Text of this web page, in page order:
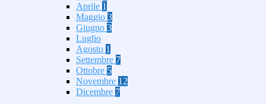
Aprile 1
Maggio 3
Giugno 3
Luglio
Agosto 1
Settembre 7
Ottobre 5
Novembre 12
Dicembre 7